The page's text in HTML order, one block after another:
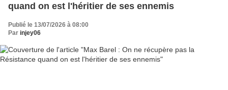
quand on est l'héritier de ses ennemis
Publié le 13/07/2026 à 08:00
Par injey06